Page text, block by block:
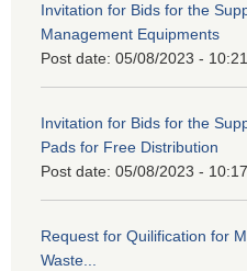
Invitation for Bids for the
Management Equipments
Post date: 05/08/2023 - 10:21
Invitation for Bids for the
Pads for Free Distribution
Post date: 05/08/2023 - 10:17
Request for Quilification for
Waste...